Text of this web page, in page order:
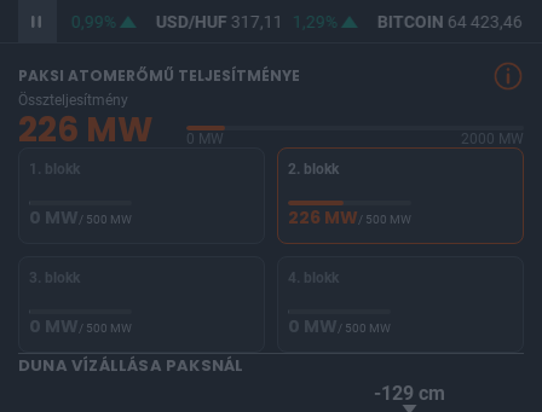
365,30 0,99% USD/HUF317,11 1,29% BITCOIN64 423,46
PAKSI ATOMERŐMŰ TELJESÍTMÉNYE
Összteljesítmény
226 MW 0 MW
2000 MW
1. blokk
0 MW/ 500 MW
2. blokk
226 MW/ 500 MW
3. blokk
0 MW/ 500 MW
4. blokk
0 MW/ 500 MW
DUNA VÍZÁLLÁSA PAKSNÁL
-129 cm